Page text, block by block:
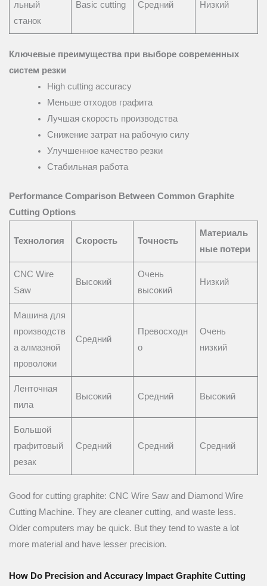
льный
станок
Basic cutting Средний Низкий
Ключевые преимущества при выборе современных
систем резки
High cutting accuracy
Меньше отходов графита
Лучшая скорость производства
Снижение затрат на рабочую силу
Улучшенное качество резки
Стабильная работа
Performance Comparison Between Common Graphite
Cutting Options
Технология Скорость Точность
Материаль
ные потери
CNC Wire
Saw
Высокий
Очень
высокий
Низкий
Машина для
производств
а алмазной
проволоки
Средний
Превосходн
о
Очень
низкий
Ленточная
пила
Высокий Средний Высокий
Большой
графитовый
резак
Средний Средний Средний
Good for cutting graphite: CNC Wire Saw and Diamond Wire
Cutting Machine. They are cleaner cutting, and waste less.
Older computers may be quick. But they tend to waste a lot
more material and have lesser precision.
How Do Precision and Accuracy Impact Graphite Cutting